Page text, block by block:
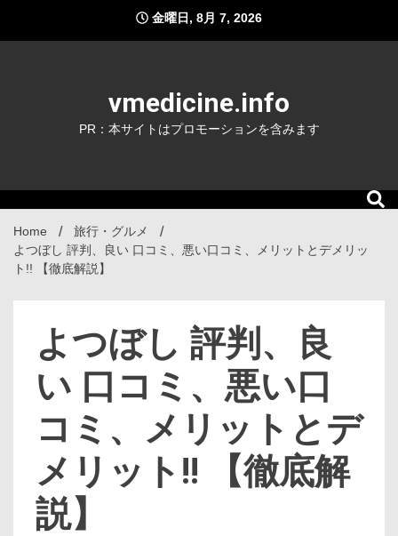
content
金曜日, 8月 7, 2026
vmedicine.info
PR：本サイトはプロモーションを含みます
Home
旅行・グルメ
よつぼし 評判、良い 口コミ、悪い口コミ、メリットとデメリッ
ト!! 【徹底解説】
よつぼし 評判、良
い 口コミ、悪い口
コミ、メリットとデ
メリット!! 【徹底解
説】